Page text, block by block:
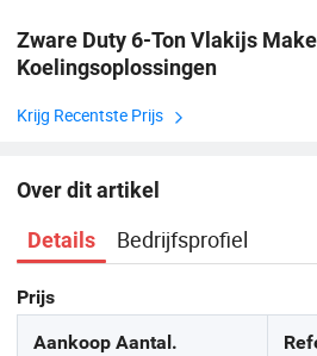
Zware Duty 6-Ton Vlakijs
Koelingsoplossingen
Krijg Recentste Prijs
Over dit artikel
Details Bedrijfsprofiel
Prijs
Aankoop Aantal.